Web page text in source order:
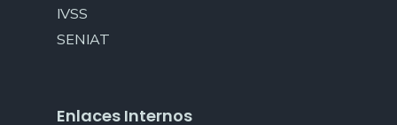
IVSS
SENIAT
Enlaces Internos